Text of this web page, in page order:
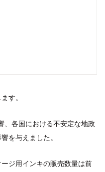
す。
、各国における不安定な地政
を与えました。
ジ用インキの販売数量は前